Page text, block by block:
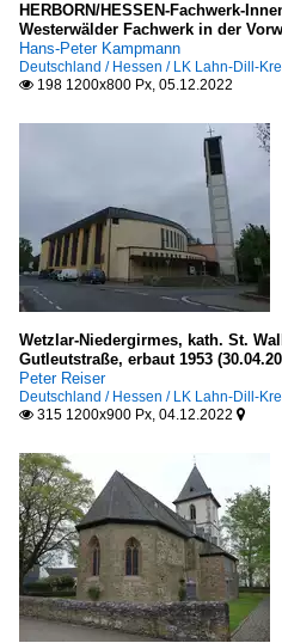
HERBORN/HESSEN-Fachwerk-
Westerwälder Fachwerk in der
Hans-Peter Kampmann
Deutschland / Hessen / LK Lahn-Dill-
 198 1200x800 Px, 05.12.2022
Wetzlar-Niedergirmes, kath. St.
Gutleutstraße, erbaut 1953
Peter Reiser
Deutschland / Hessen / LK Lahn-Dill-
 315 1200x900 Px, 04.12.2022 